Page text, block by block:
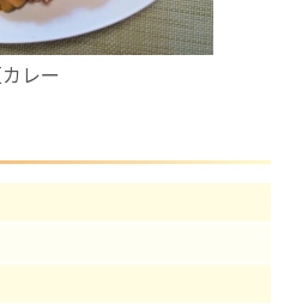
レー
育児
接種
ざまな講座・クラス
の出産を希望される方へ